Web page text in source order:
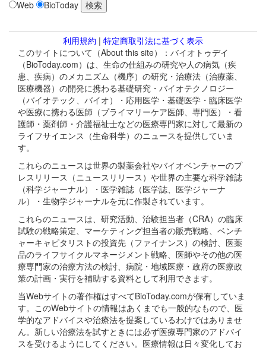
Web BioToday
利用規約 | 特定商取引法に基づく表示
このサイトについて（About this site）：バイオトゥデイ
（BioToday.com）は、生命の仕組みの研究や人の病気（疾
患、疾病）のメカニズム（機序）の研究・治療法（治療薬、
医療機器）の開発に携わる基礎研究・バイオテクノロジー
（バイオテック、バイオ）・応用医学・基礎医学・臨床医学
や医療に携わる医師（プライマリーケア医師、専門医）・看
護師・薬剤師・介護福祉士などの医療専門家に対して最新の
ライフサイエンス（生命科学）のニュースを提供していま
す。
これらのニュースは世界の製薬会社やバイオベンチャーのプ
レスリリース（ニュースリリース）や世界の主要な科学雑誌
（科学ジャーナル）・医学雑誌（医学誌、医学ジャーナ
ル）・生物学ジャーナルを元に作製されています。
これらのニュースは、研究活動、治験担当者（CRA）の臨床
試験の戦略策定、マーケティング担当者の販売戦略、ベンチ
ャーキャピタリストの投資先（ファイナンス）の検討、医薬
品のライフサイクルマネージメント戦略、医師やその他の医
療専門家の治療方法の検討、病院・地域医療・政府の医療政
策の計画・実行を補助する資料として利用できます。
当Webサイトの著作権はすべてBioToday.comが保有していま
す。このWebサイトの情報はあくまでも一般的なもので、医
学的なアドバイスや治療法を提案しているわけではありませ
ん。新しい治療法を試すときには必ず医療専門家のアドバイ
スを受けるようにしてください。医療情報は日々変化してお